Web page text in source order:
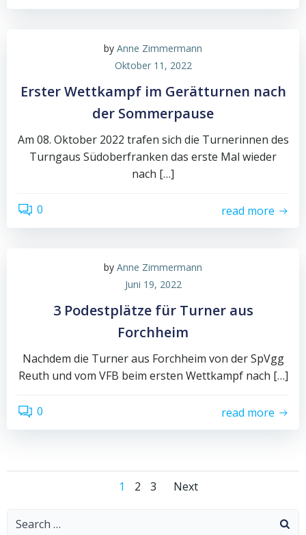
by Anne Zimmermann
Oktober 11, 2022
Erster Wettkampf im Gerätturnen nach
der Sommerpause
Am 08. Oktober 2022 trafen sich die Turnerinnen des
Turngaus Südoberfranken das erste Mal wieder
nach […]
0 read more
by Anne Zimmermann
Juni 19, 2022
3 Podestplätze für Turner aus
Forchheim
Nachdem die Turner aus Forchheim von der SpVgg
Reuth und vom VFB beim ersten Wettkampf nach […]
0 read more
Posts
Page
1 Page
2 Page
3
Posts
navigation
Next
Search